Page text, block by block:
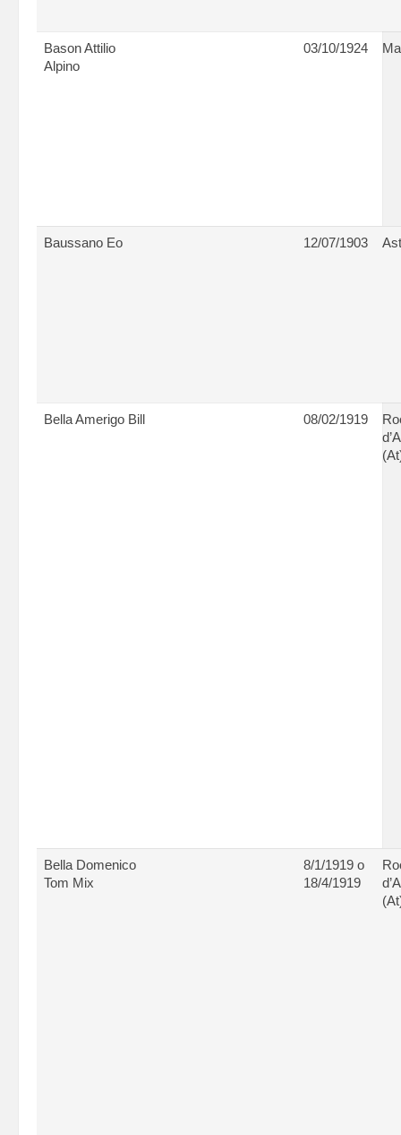
Bason Attilio
Alpino
03/10/1924
Baussano Eo 12/07/1903
Bella Amerigo Bill 08/02/1919
Bella Domenico
Tom Mix
8/1/1919 o
18/4/1919